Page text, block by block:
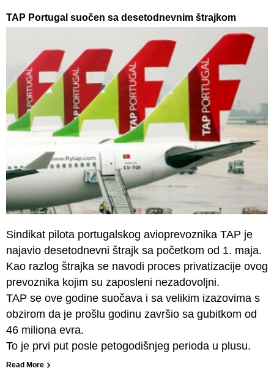
TAP Portugal suočen sa desetodnevnim štrajkom
Sindikat pilota portugalskog avioprevoznika TAP je
najavio desetodnevni štrajk sa početkom od 1. maja.
Kao razlog štrajka se navodi proces privatizacije ovog
prevoznika kojim su zaposleni nezadovoljni.
TAP se ove godine suočava i sa velikim izazovima s
obzirom da je prošlu godinu završio sa gubitkom od
46 miliona evra.
To je prvi put posle petogodišnjeg perioda u plusu.
Read More